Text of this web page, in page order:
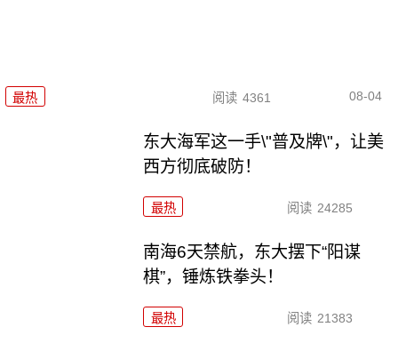
最热 阅读 4361 08-04
东大海军这一手\"普及牌\"，让美
西方彻底破防！
最热 阅读 24285
南海6天禁航，东大摆下“阳谋
棋”，锤炼铁拳头！
最热 阅读 21383